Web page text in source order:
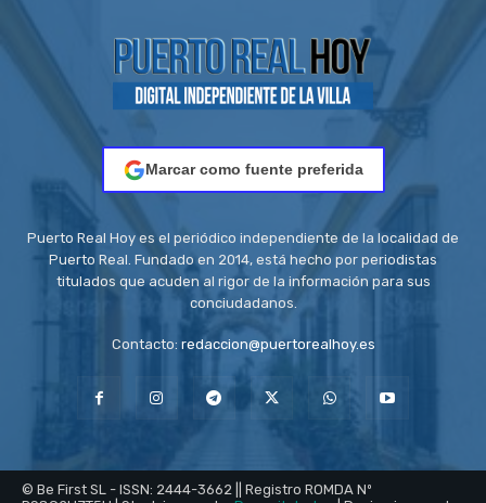
Marcar como fuente preferida
Puerto Real Hoy es el periódico independiente de la localidad de
Puerto Real. Fundado en 2014, está hecho por periodistas
titulados que acuden al rigor de la información para sus
conciudadanos.
Contacto: redaccion@puertorealhoy.es
© Be First SL - ISSN: 2444-3662 || Registro ROMDA Nº